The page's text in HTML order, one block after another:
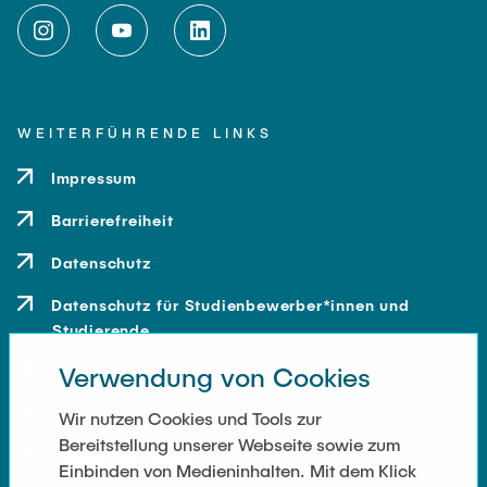
WEITERFÜHRENDE LINKS
Impressum
Barrierefreiheit
Datenschutz
Datenschutz für Studienbewerber*innen und
Studierende
Kontakt
Anfahrt
Presse und Medien
Verwendung von Cookies
Wir nutzen Cookies und Tools zur
Bereitstellung unserer Webseite sowie zum
Einbinden von Medieninhalten. Mit dem Klick